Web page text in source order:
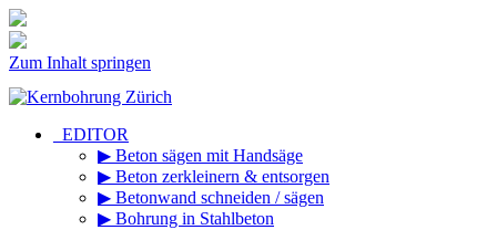
Zum Inhalt springen
_EDITOR
▶ Beton sägen mit Handsäge
▶ Beton zerkleinern & entsorgen
▶ Betonwand schneiden / sägen
▶ Bohrung in Stahlbeton